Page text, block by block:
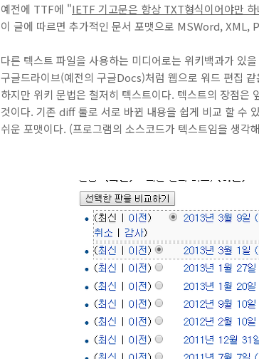
예전에 TTF에 "IETF 기고문은 항상 TXT형식이어야만 하
이 글에 따르면 추가적인 문서 포맷으로 MSWord, XML,
다른 텍스트 파일을 사용하는 미디어로는 위키백과가 있
구글드라이브(예전의 구글Docs)처럼 웹으로 워드 편집
하지만 위키 문법은 철저히 텍스트이다. 텍스트의 장점은
것이다. 기존 diff 툴로 서로 바뀐 내용을 쉽게 비교 할 수
쉬운 포맷이다. (프로그램의 소스코드가 텍스트임을 생각